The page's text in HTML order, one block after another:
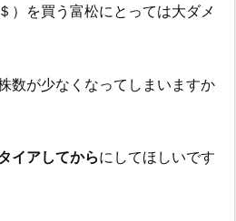
）を買う富松にとっては大ダメ
数が少なくなってしまいますか
イアしてからにしてほしいです